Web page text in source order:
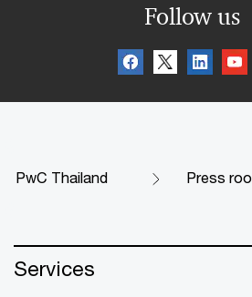
Follow us
PwC Thailand Press
Services